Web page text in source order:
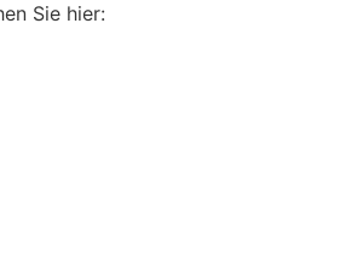
Sie hier: